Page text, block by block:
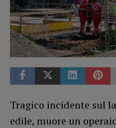
Tragico incidente sul
edile, muore un